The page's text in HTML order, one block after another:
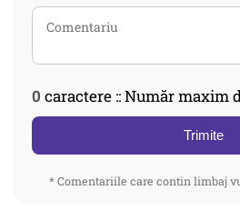
0 caractere :: Număr maxim
Trimite
* Comentariile care contin limbaj